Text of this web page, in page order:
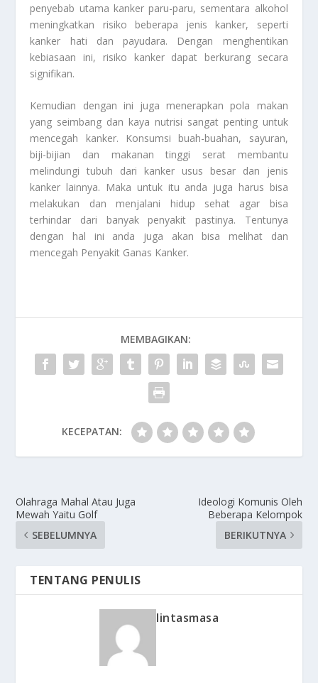
penyebab utama kanker paru-paru, sementara alkohol
meningkatkan risiko beberapa jenis kanker, seperti
kanker hati dan payudara. Dengan menghentikan
kebiasaan ini, risiko kanker dapat berkurang secara
signifikan.
Kemudian dengan ini juga menerapkan pola makan
yang seimbang dan kaya nutrisi sangat penting untuk
mencegah kanker. Konsumsi buah-buahan, sayuran,
biji-bijian dan makanan tinggi serat membantu
melindungi tubuh dari kanker usus besar dan jenis
kanker lainnya. Maka untuk itu anda juga harus bisa
melakukan dan menjalani hidup sehat agar bisa
terhindar dari banyak penyakit pastinya. Tentunya
dengan hal ini anda juga akan bisa melihat dan
mencegah Penyakit Ganas Kanker.
MEMBAGIKAN:
KECEPATAN:
Olahraga Mahal Atau Juga
Mewah Yaitu Golf
SEBELUMNYA
Ideologi Komunis Oleh
Beberapa Kelompok
BERIKUTNYA
TENTANG PENULIS
lintasmasa